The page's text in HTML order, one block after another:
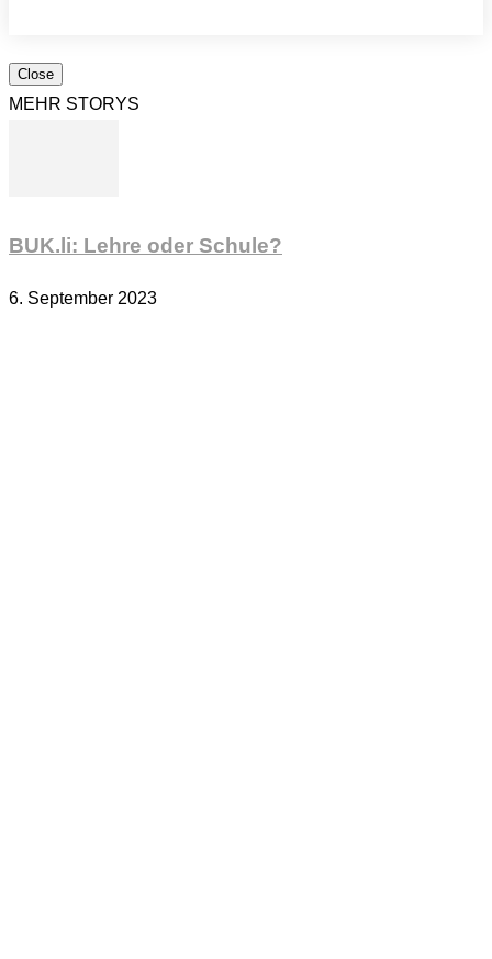
Close
MEHR STORYS
BUK.li: Lehre oder Schule?
6. September 2023